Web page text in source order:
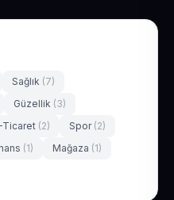
Sağlık (7)
Güzellik (3)
Ticaret (2) Spor (2)
(1) Mağaza (1)